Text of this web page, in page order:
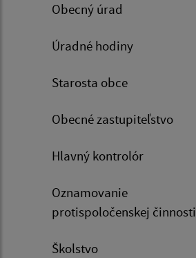
Obecný úrad
Úradné hodiny
Starosta obce
Obecné zastupiteľstvo
Hlavný kontrolór
Oznamovanie
protispoločenskej činnosti
Školstvo